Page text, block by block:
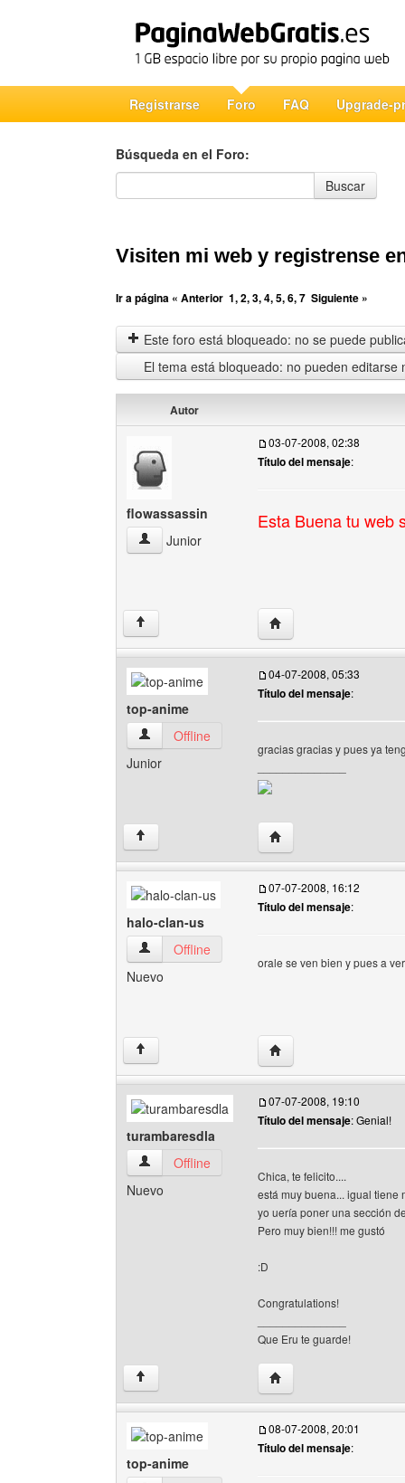
Registrarse Foro FAQ Upgrade-
Búsqueda en el Foro:
Búsqueda en el Foro
Buscar
Visiten mi web y registrense
Ir a página « Anterior 1,2,3,4,5,6,7 Siguiente »
Este foro está bloqueado: no se puede
El tema está bloqueado: no pueden editarse
Autor
flowassassin
flowassassin Ver perfil del usuario
Junior
03-07-2008, 02:38
Título del mensaje:
Esta Buena tu web
↑ Visitar sitio web del
top-anime
top-anime Ver perfil del usuario
Offline
Junior
04-07-2008, 05:33
Título del mensaje:
gracias gracias y pues ya
↑ Visitar sitio web del
halo-clan-us
halo-clan-us Ver perfil del usuario
Offline
Nuevo
07-07-2008, 16:12
Título del mensaje:
orale se ven bien y pues a
↑ Visitar sitio web del
turambaresdla
turambaresdla Ver perfil del usuario
Offline
Nuevo
07-07-2008, 19:10
Título del mensaje: Genial!
Chica, te felicito....
está muy buena... igual tiene
yo uería poner una sección
Pero muy bien!!! me gustó
:D
Congratulations!
Que Eru te guarde!
↑ Visitar sitio web del
top-anime
08-07-2008, 20:01
Título del mensaje: